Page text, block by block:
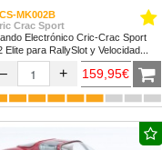
MK002B
Crac Sport
Electrónico Cric-Crac Sport
Elite para RallySlot y Velocidad
32 & 1/24.
– + 159,95€